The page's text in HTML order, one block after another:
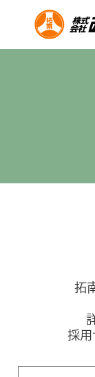
拓
採用